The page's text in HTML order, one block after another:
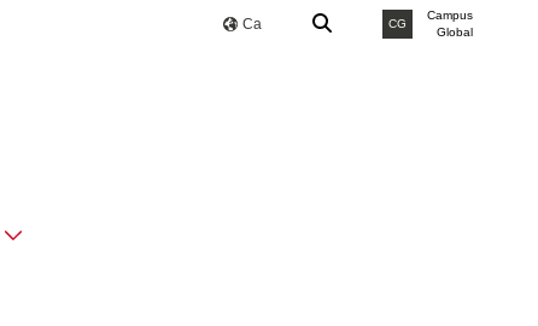
Ca CG
Campus
Global